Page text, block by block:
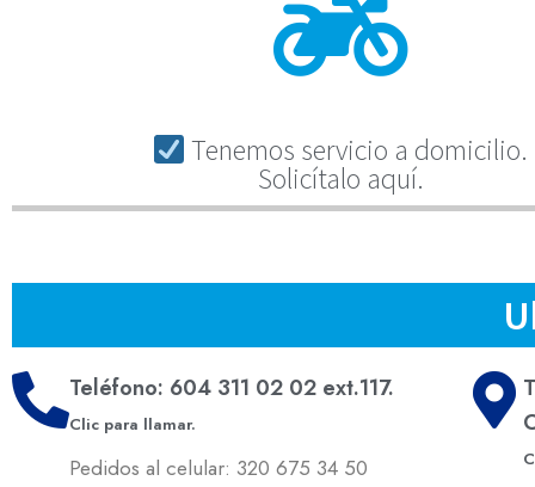
Tenemos servicio a domicilio.
Solicítalo aquí.
Teléfono: 604 311 02 02 ext.117.
Clic para llamar.
Pedidos al celular: 320 675 34 50